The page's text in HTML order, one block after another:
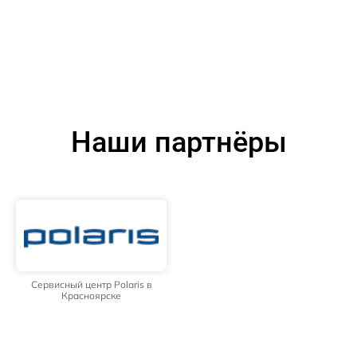
Наши партнёры
Сервисный центр Polaris в
Красноярске